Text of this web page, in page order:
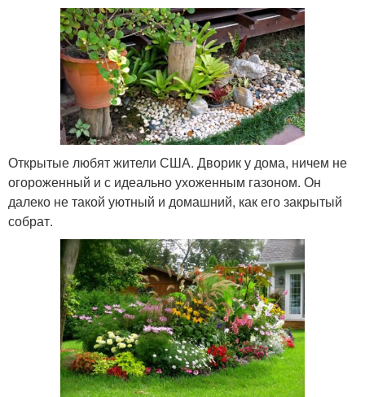
Открытые любят жители США. Дворик у дома, ничем не
огороженный и с идеально ухоженным газоном. Он
далеко не такой уютный и домашний, как его закрытый
собрат.